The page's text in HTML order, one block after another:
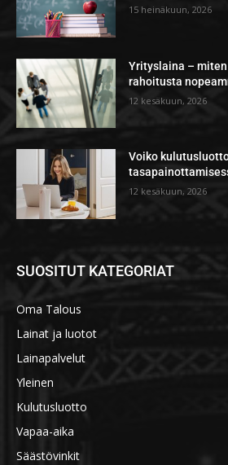
15 heinäkuun, 2026
Yrityslaina –
rahoitusta
12 kesäkuun, 2026
Voiko
12 kesäkuun, 2026
SUOSITUT KATEGORIAT
Oma Talous
Lainat ja luotot
Lainapalvelut
Yleinen
Kulutusluotto
Vapaa-aika
Säästövinkit